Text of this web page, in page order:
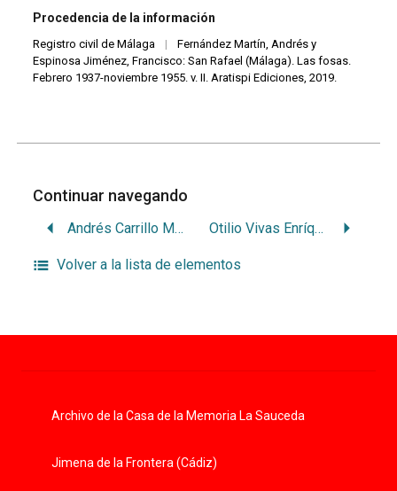
Procedencia de la información
Registro civil de Málaga |
Fernández Martín, Andrés y
Espinosa Jiménez, Francisco: San Rafael (Málaga). Las fosas.
Febrero 1937-noviembre 1955. v. II. Aratispi Ediciones, 2019.
Continuar navegando
Andrés Carrillo Marín Otilio Vivas Enríquez
Volver a la lista de elementos
Archivo de la Casa de la Memoria La Sauceda
Jimena de la Frontera (Cádiz)